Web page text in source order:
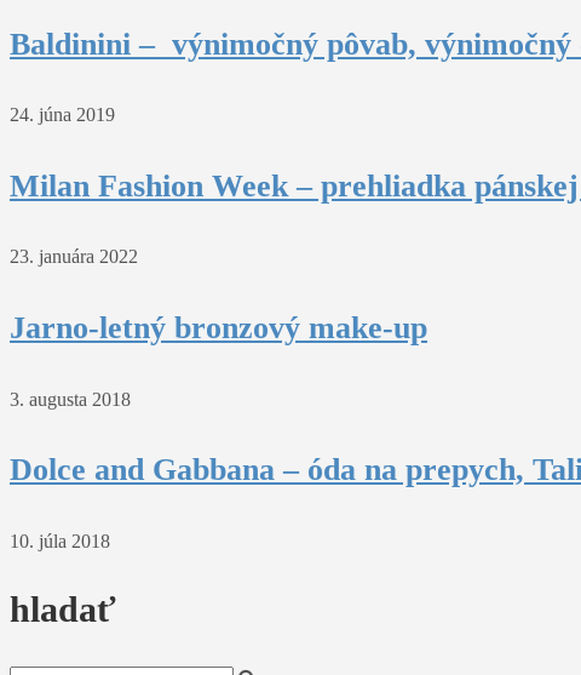
Baldinini – výnimočný pôvab, výnimočný
24. júna 2019
Milan Fashion Week – prehliadka
23. januára 2022
Jarno-letný bronzový make-up
3. augusta 2018
Dolce and Gabbana – óda na prepych,
10. júla 2018
hladať